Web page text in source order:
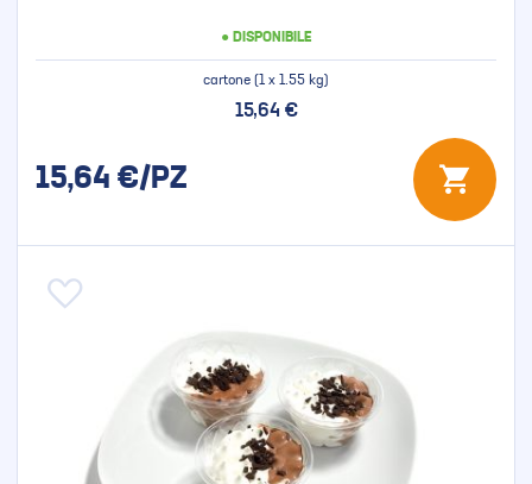
● DISPONIBILE
cartone (1 x 1.55 kg)
15,64 €
15,64 €/PZ